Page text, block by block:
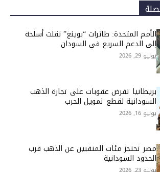
الأمم المتحدة: طائرات “بوينغ” نقلت أسلحة
إلى الدعم السريع في السودان
يوليو 29, 2026
بريطانيا تفرض عقوبات على تجارة الذهب
السودانية لقطع تمويل الحرب
يوليو 16, 2026
مصر تحتجز مئات المنقبين عن الذهب قرب
الحدود السودانية